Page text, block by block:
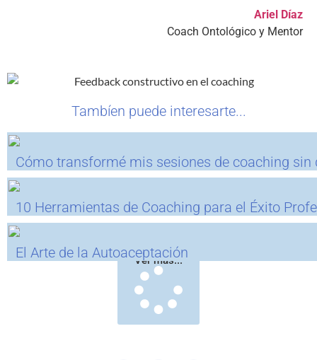
Ariel Díaz
Coach Ontológico y Mentor
Tambíen puede interesarte...
Cómo transformé mis sesiones de coaching sin
10 Herramientas de Coaching para el Éxito
El Arte de la Autoaceptación
Ver más...